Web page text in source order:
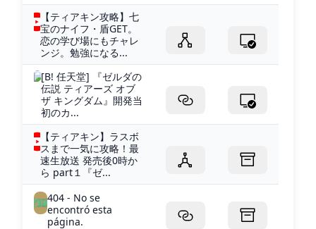
【ティアキン攻略】七
宝のナイフ・盾GET。
恋の学び場にもチャレ
ンジ。勉強になる...
[B! 任天堂] 『ゼルダの
伝説 ティアーズ オブ
ザ キングダム』開発当
初のカ...
【ティアキン】ラスボ
スまで一気に攻略！最
速生放送 発売後0時か
ら part１『ゼ...
404 - No se
encontró esta
página.